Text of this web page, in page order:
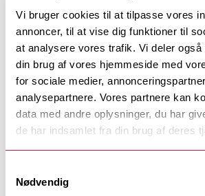
Vi bruger cookies til at tilpasse vores
annoncer, til at vise dig funktioner til
at analysere vores trafik. Vi deler også
din brug af vores hjemmeside med
for sociale medier,
analysepartnere. Vores partnere kan
data med andre oplysninger, du har
de har indsamlet fra din brug af deres
Nødvendig
grundskolealderen, som
Vi ser altid på det enkelte barns
vurderer, om ConCura Skolen kan
rammer for læring, trivsel og udvikling.